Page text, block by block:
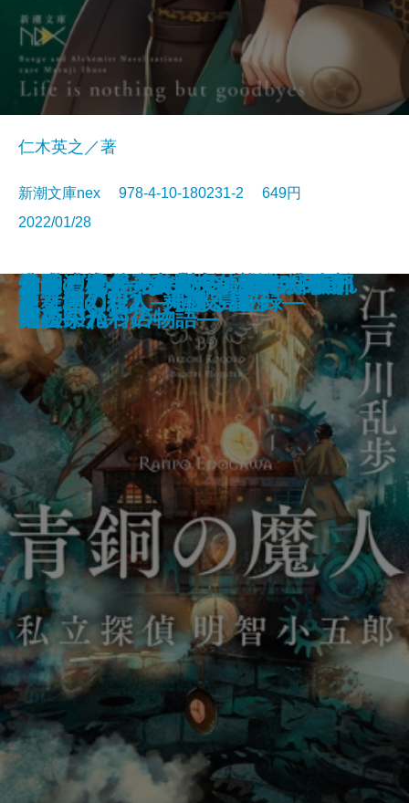
金春屋ゴメス 芥子の花
次の電車が来るまえに
金春屋ゴメス
エナメル―その謎は彼女の暇つぶ
し―
おもいでマシン―1話3分の超短編
集―
この恋が壊れるまで夏が終わらな
い
地底の魔術王―私立探偵 明智小五
郎―
幽世の薬剤師
さよならの言い方なんて知らな
い。6
君に勧む杯 文豪とアルケミスト
ノベライズ―case 井伏鱒二―
仁木英之／著
新潮文庫nex 978-4-10-180231-2 649円
2022/01/28
青銅の魔人―私立探偵 明智小五郎
―
コンビニ兄弟2―テンダネス門司
港こがね村店―
巫女島の殺人―呪殺島秘録―
龍ノ国幻想2 天翔る縁
伯爵と成金―帝都マユズミ探偵研
究所―
龍ノ国幻想1 神欺く皇子
久遠の檻―天久鷹央の事件カルテ
―
君と漕ぐ4―ながとろ高校カヌー
部の栄光―
炎舞館の殺人
あなたの後ろにいるだれか―眠れ
ぬ夜の八つの物語―